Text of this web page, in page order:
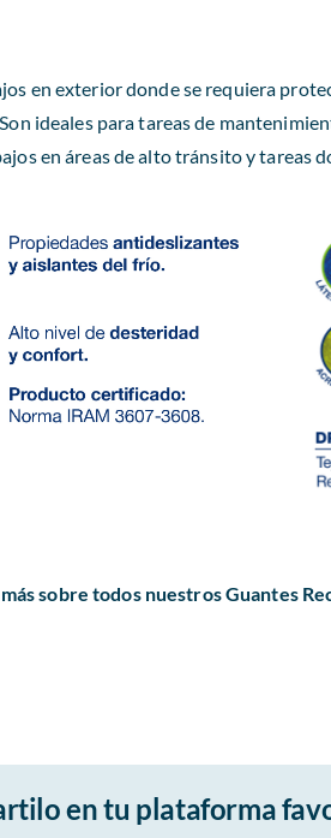
en exterior donde se requiera
ideales para tareas de
en áreas de alto tránsito y tareas
sobre todos nuestros Guantes
en tu plataforma